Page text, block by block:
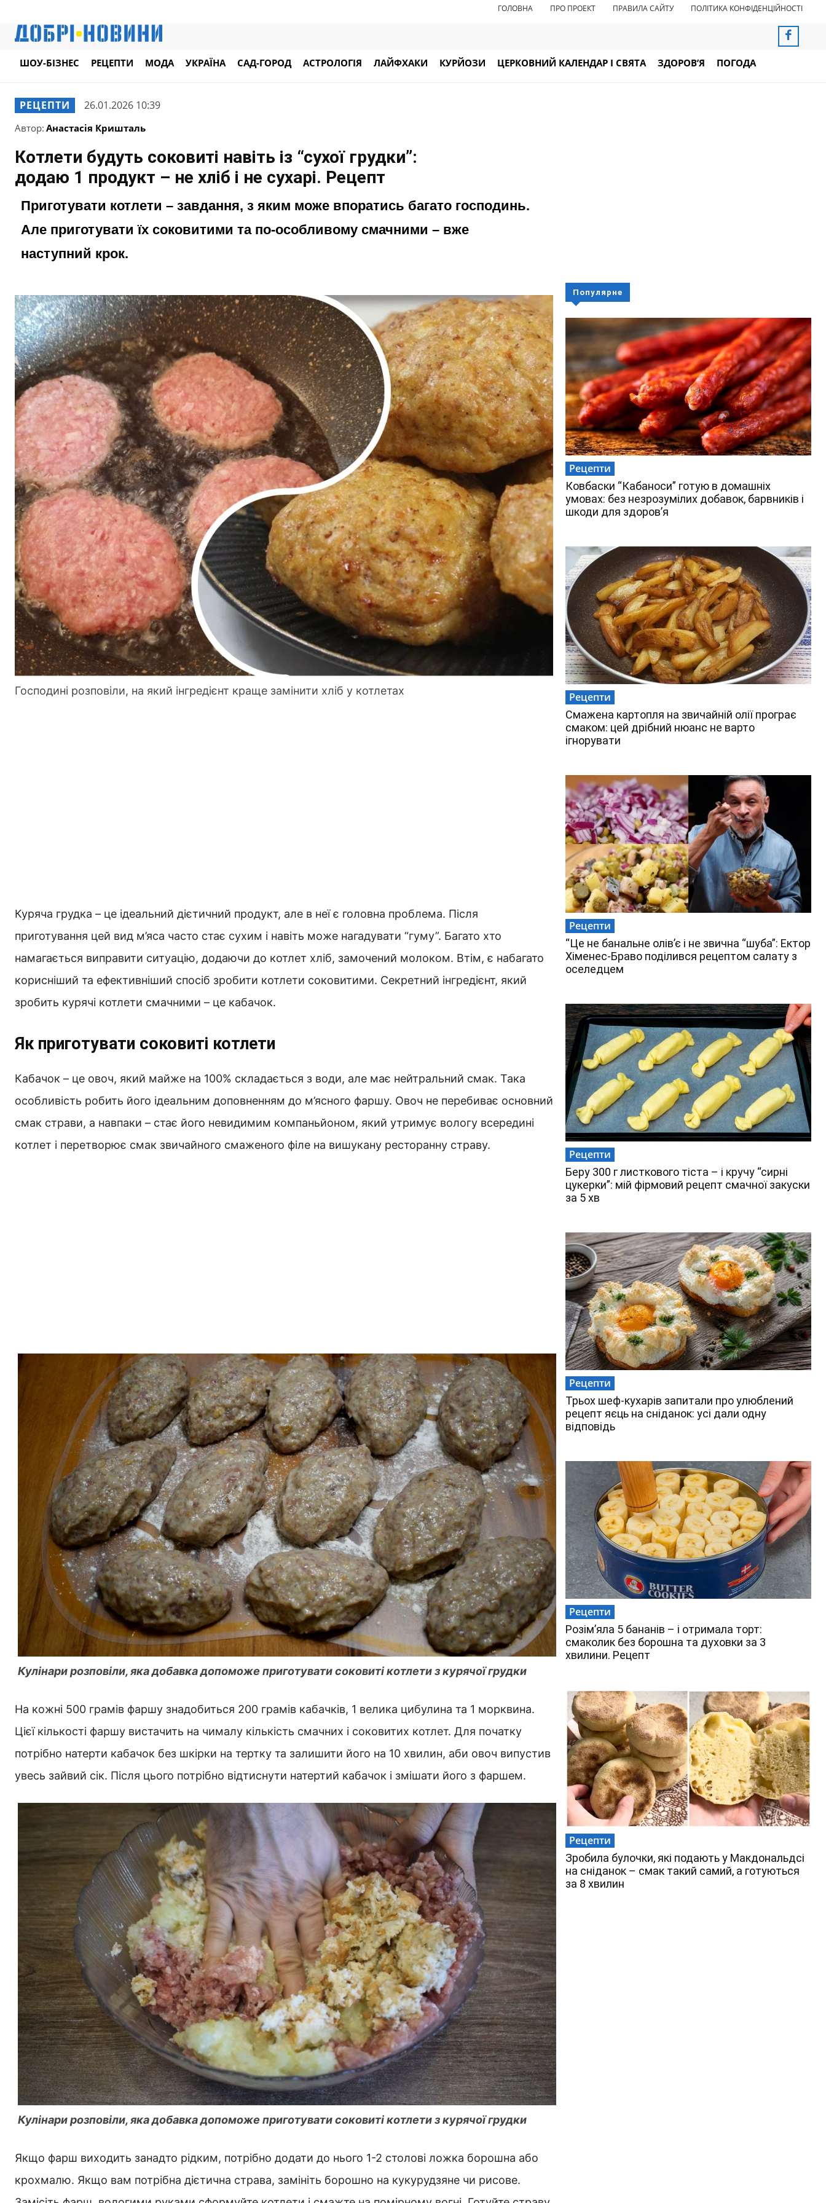
ГОЛОВНА ПРО ПРОЕКТ ПРАВИЛА САЙТУ ПОЛІТИКА КОНФІДЕНЦІЙНОСТІ
ШОУ-БІЗНЕС РЕЦЕПТИ МОДА УКРАЇНА САД-ГОРОД АСТРОЛОГІЯ ЛАЙФХАКИ КУРЙОЗИ ЦЕРКОВНИЙ КАЛЕНДАР І СВЯТА ЗДОРОВ’Я ПОГОДА
РЕЦЕПТИ 26.01.2026 10:39
Автор: Анастасія Кришталь
Котлети будуть соковиті навіть із “сухої грудки”:
додаю 1 продукт – не хліб і не сухарі. Рецепт
Приготувати котлети – завдання, з яким може впоратись багато господинь.
Але приготувати їх соковитими та по-особливому смачними – вже
наступний крок.
Господині розповіли, на який інгредієнт краще замінити хліб у котлетах
Куряча грудка – це ідеальний дієтичний продукт, але в неї є головна проблема. Після
приготування цей вид м’яса часто стає сухим і навіть може нагадувати “гуму”. Багато хто
намагається виправити ситуацію, додаючи до котлет хліб, замочений молоком. Втім, є набагато
корисніший та ефективніший спосіб зробити котлети соковитими. Секретний інгредієнт, який
зробить курячі котлети смачними – це кабачок.
Як приготувати соковиті котлети
Кабачок – це овоч, який майже на 100% складається з води, але має нейтральний смак. Така
особливість робить його ідеальним доповненням до м’ясного фаршу. Овоч не перебиває основний
смак страви, а навпаки – стає його невидимим компаньйоном, який утримує вологу всередині
котлет і перетворює смак звичайного смаженого філе на вишукану ресторанну страву.
Кулінари розповіли, яка добавка допоможе приготувати соковиті котлети з курячої грудки
На кожні 500 грамів фаршу знадобиться 200 грамів кабачків, 1 велика цибулина та 1 морквина.
Цієї кількості фаршу вистачить на чималу кількість смачних і соковитих котлет. Для початку
потрібно натерти кабачок без шкірки на тертку та залишити його на 10 хвилин, аби овоч випустив
увесь зайвий сік. Після цього потрібно відтиснути натертий кабачок і змішати його з фаршем.
Кулінари розповіли, яка добавка допоможе приготувати соковиті котлети з курячої грудки
Якщо фарш виходить занадто рідким, потрібно додати до нього 1-2 столові ложка борошна або
крохмалю. Якщо вам потрібна дієтична страва, замініть борошно на кукурудзяне чи рисове.
Популярне
Рецепти
Ковбаски “Кабаноси” готую в домашніх
умовах: без незрозумілих добавок, барвників і
шкоди для здоров’я
Рецепти
Смажена картопля на звичайній олії програє
смаком: цей дрібний нюанс не варто
ігнорувати
Рецепти
“Це не банальне олів’є і не звична “шуба”: Ектор
Хіменес-Браво поділився рецептом салату з
оселедцем
Рецепти
Беру 300 г листкового тіста – і кручу “сирні
цукерки”: мій фірмовий рецепт смачної закуски
за 5 хв
Рецепти
Трьох шеф-кухарів запитали про улюблений
рецепт яєць на сніданок: усі дали одну
відповідь
Рецепти
Розім’яла 5 бананів – і отримала торт:
смаколик без борошна та духовки за 3
хвилини. Рецепт
Рецепти
Зробила булочки, які подають у Макдональдсі
на сніданок – смак такий самий, а готуються
за 8 хвилин